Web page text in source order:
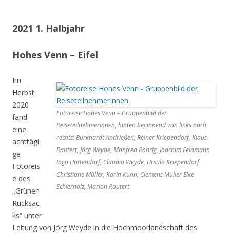
2021 1. Halbjahr
Hohes Venn – Eifel
Fotoreise Hohes Venn – Gruppenbild der
ReiseteilnehmerInnen, hinten beginnend von links nach
rechts: Burkhardt Andrießen, Reiner Kriependorf, Klaus
Rautert, Jörg Weyde, Manfred Röhrig, Joachim Feldmann
Ingo Hattendorf, Claudia Weyde, Ursula Kriependorf
Christiane Müller, Karin Kühn, Clemens Müller Elke
Schierholz, Marion Rautert
Im
Herbst
2020
fand
eine
achttägi
ge
Fotoreis
e des
„Grünen
Rucksac
ks“ unter
Leitung von Jörg Weyde in die Hochmoorlandschaft des